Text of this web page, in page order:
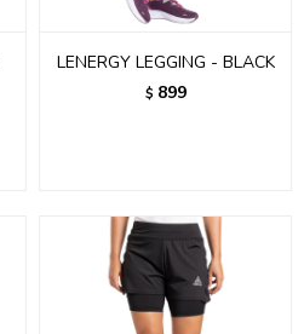
LENERGY LEGGING - BLACK
$ 899